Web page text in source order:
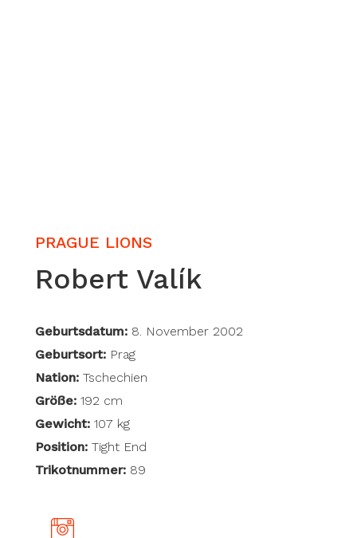
PRAGUE LIONS
Robert Valík
Geburtsdatum: 8. November 2002
Geburtsort: Prag
Nation:Tschechien
Größe:192 cm
Gewicht:107 kg
Position:Tight End
Trikotnummer: 89